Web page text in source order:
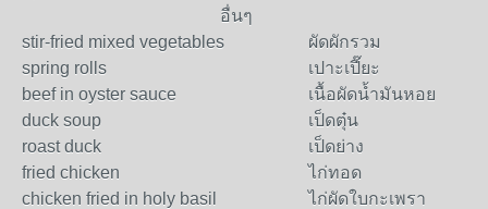
อื่นๆ
stir-fried mixed vegetables
ผัดผักรวม
spring rolls
เปาะเปี๊ยะ
beef in oyster sauce
เนื้อผัดน้ำมันหอย
duck soup
เป็ดตุ๋น
roast duck
เป็ดย่าง
fried chicken
ไก่ทอด
chicken fried in holy basil
ไก่ผัดใบกะเพรา